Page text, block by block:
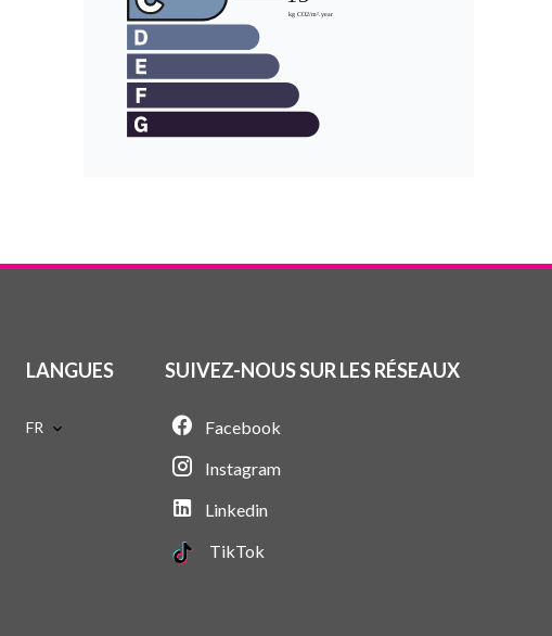
LANGUES
FR
SUIVEZ-NOUS SUR LES RÉSEAUX
Facebook
Instagram
Linkedin
TikTok